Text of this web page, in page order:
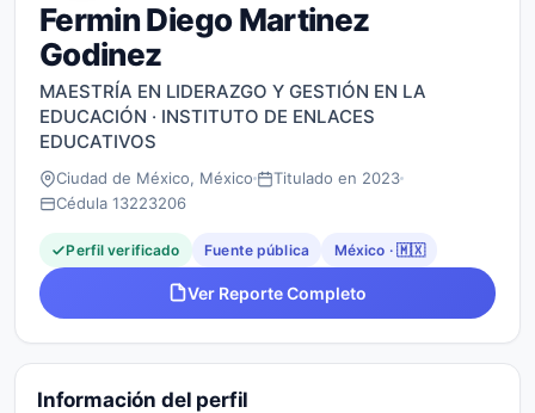
Fermin Diego Martinez
Godinez
MAESTRÍA EN LIDERAZGO Y GESTIÓN EN LA
EDUCACIÓN · INSTITUTO DE ENLACES
EDUCATIVOS
Ciudad de México, México
Titulado en 2023
Cédula 13223206
Perfil verificado Fuente pública México · 🇲🇽
Ver Reporte Completo
Información del perfil